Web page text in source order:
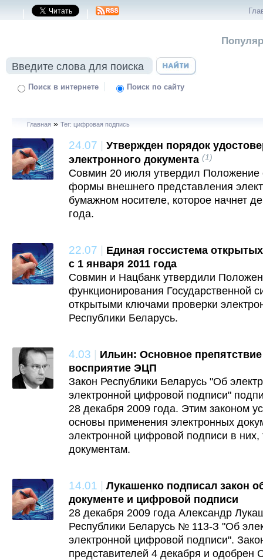
| |
Поиск в интернете | Поиск по сайту
Главная » Тег: цифровая подпись
24.07 | Утвержден порядок
электронного документа (1)
Совмин 20 июля утвердил Положение
формы внешнего представления
бумажном носителе, которое начнет
года.
22.07 | Единая госсистема
с 1 января 2011 года
Совмин и Нацбанк утвердили
функционирования Государственной
открытыми ключами проверки
Республики Беларусь.
4.03 | Ильин: Основное препятствие
восприятие ЭЦП
Закон Республики Беларусь "Об
электронной цифровой подписи"
28 декабря 2009 года. Этим законом
основы применения электронных
электронной цифровой подписи в них,
документам.
14.01 | Лукашенко подписал закон
документе и цифровой подписи
28 декабря 2009 года Александр
Республики Беларусь № 113-З "Об
электронной цифровой подписи".
представителей 4 декабря и одобрен